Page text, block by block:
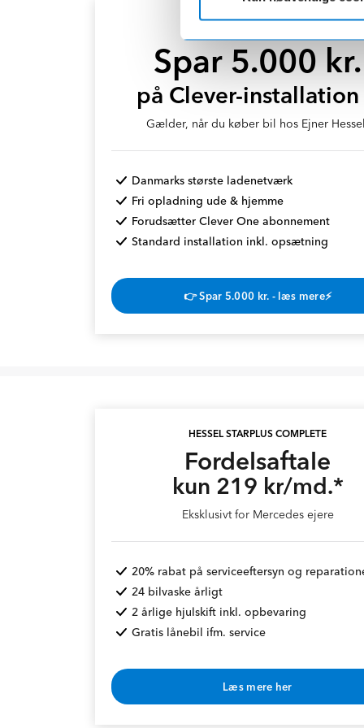
CLEVER KØBEKAMPAGNE
Spar 5.000 kr.
på Clever-installation
Gælder, når du køber bil hos Ejner
Danmarks største ladenetværk
Fri opladning ude & hjemme
Forudsætter Clever One abonnement
Standard installation inkl. opsætning
👉 Spar 5.000 kr. - læs mere⚡
HESSEL STARPLUS COMPLETE
Fordelsaftale
kun 219 kr/md.*
Eksklusivt for Mercedes ejere
20% rabat på serviceeftersyn og
24 bilvaske årligt
2 årlige hjulskift inkl. opbevaring
Gratis lånebil ifm. service
Læs mere her